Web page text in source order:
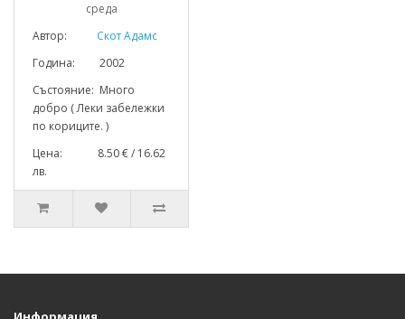
среда
Автор:
Скот Адамс
Година: 2002
Състояние: Много
добро ( Леки забележки
по кориците. )
Цена: 8.50 € / 16.62
лв.